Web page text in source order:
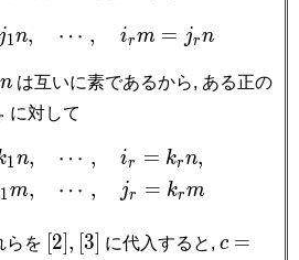
i_1m = j_1n, \quad
j1n, ⋯ , irm = jrn
n
n は互いに素であるから, ある正の
に対して
\begin{aligned} i_1 =
1n,
1m,
⋯ , ir = krn,
⋯ , jr = krm
らを [2],
2 , [3]
3 に代入すると, c =
c =